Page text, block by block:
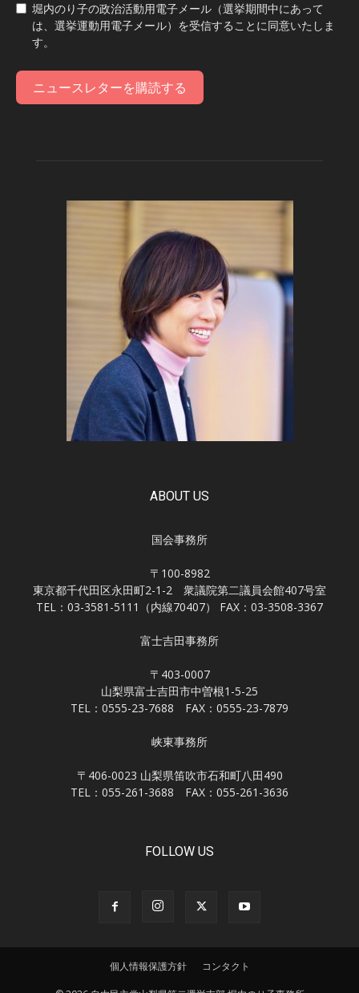
堀内のり子の政治活動用電子メール（選挙期間中にあって
は、選挙運動用電子メール）を受信することに同意いたしま
す。
ニュースレターを購読する
ABOUT US
国会事務所
〒100-8982
東京都千代田区永田町2-1-2 衆議院第二議員会館407号室
TEL：03-3581-5111（内線70407） FAX：03-3508-3367
富士吉田事務所
〒403-0007
山梨県富士吉田市中曽根1-5-25
TEL：0555-23-7688 FAX：0555-23-7879
峡東事務所
〒406-0023 山梨県笛吹市石和町八田490
TEL：055-261-3688 FAX：055-261-3636
FOLLOW US
個人情報保護方針 コンタクト